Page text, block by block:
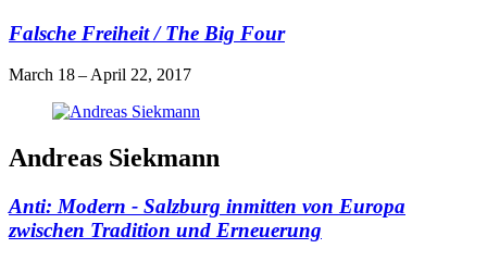
Falsche Freiheit / The Big Four
March 18 – April 22, 2017
Andreas Siekmann
Anti: Modern - Salzburg inmitten von Europa
zwischen Tradition und Erneuerung